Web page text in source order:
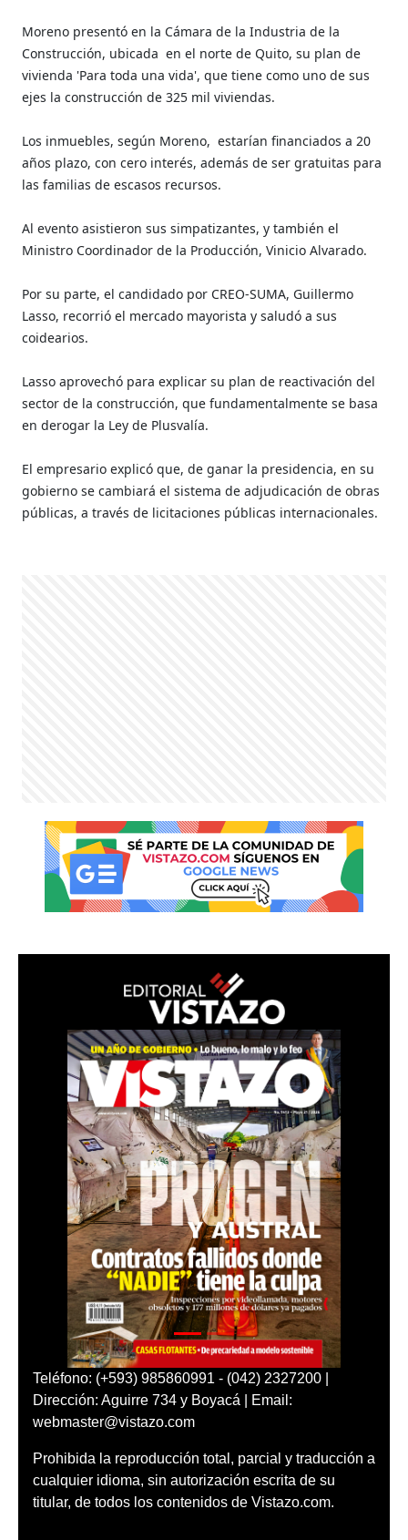
Moreno presentó en la Cámara de la Industria de la
Construcción, ubicada en el norte de Quito, su plan de
vivienda 'Para toda una vida', que tiene como uno de sus
ejes la construcción de 325 mil viviendas.
Los inmuebles, según Moreno, estarían financiados a 20
años plazo, con cero interés, además de ser gratuitas para
las familias de escasos recursos.
Al evento asistieron sus simpatizantes, y también el
Ministro Coordinador de la Producción, Vinicio Alvarado.
Por su parte, el candidado por CREO-SUMA, Guillermo
Lasso, recorrió el mercado mayorista y saludó a sus
coidearios.
Lasso aprovechó para explicar su plan de reactivación del
sector de la construcción, que fundamentalmente se basa
en derogar la Ley de Plusvalía.
El empresario explicó que, de ganar la presidencia, en su
gobierno se cambiará el sistema de adjudicación de obras
públicas, a través de licitaciones públicas internacionales.
Teléfono: (+593) 985860991 - (042) 2327200 |
Dirección: Aguirre 734 y Boyacá | Email:
webmaster@vistazo.com
Prohibida la reproducción total, parcial y traducción a
cualquier idioma, sin autorización escrita de su
titular, de todos los contenidos de Vistazo.com.